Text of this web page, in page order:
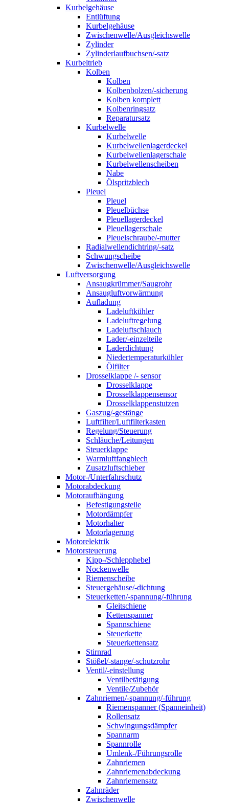
Kurbelgehäuse
Entlüftung
Kurbelgehäuse
Zwischenwelle/Ausgleichswelle
Zylinder
Zylinderlaufbuchsen/-satz
Kurbeltrieb
Kolben
Kolben
Kolbenbolzen/-sicherung
Kolben komplett
Kolbenringsatz
Reparatursatz
Kurbelwelle
Kurbelwelle
Kurbelwellenlagerdeckel
Kurbelwellenlagerschale
Kurbelwellenscheiben
Nabe
Ölspritzblech
Pleuel
Pleuel
Pleuelbüchse
Pleuellagerdeckel
Pleuellagerschale
Pleuelschraube/-mutter
Radialwellendichtring/-satz
Schwungscheibe
Zwischenwelle/Ausgleichswelle
Luftversorgung
Ansaugkrümmer/Saugrohr
Ansaugluftvorwärmung
Aufladung
Ladeluftkühler
Ladeluftregelung
Ladeluftschlauch
Lader/-einzelteile
Laderdichtung
Niedertemperaturkühler
Ölfilter
Drosselklappe /- sensor
Drosselklappe
Drosselklappensensor
Drosselklappenstutzen
Gaszug/-gestänge
Luftfilter/Luftfilterkasten
Regelung/Steuerung
Schläuche/Leitungen
Steuerklappe
Warmluftfangblech
Zusatzluftschieber
Motor-/Unterfahrschutz
Motorabdeckung
Motoraufhängung
Befestigungsteile
Motordämpfer
Motorhalter
Motorlagerung
Motorelektrik
Motorsteuerung
Kipp-/Schlepphebel
Nockenwelle
Riemenscheibe
Steuergehäuse/-dichtung
Steuerketten/-spannung/-führung
Gleitschiene
Kettenspanner
Spannschiene
Steuerkette
Steuerkettensatz
Stirnrad
Stößel/-stange/-schutzrohr
Ventil/-einstellung
Ventilbetätigung
Ventile/Zubehör
Zahnriemen/-spannung/-führung
Riemenspanner (Spanneinheit)
Rollensatz
Schwingungsdämpfer
Spannarm
Spannrolle
Umlenk-/Führungsrolle
Zahnriemen
Zahnriemenabdeckung
Zahnriemensatz
Zahnräder
Zwischenwelle